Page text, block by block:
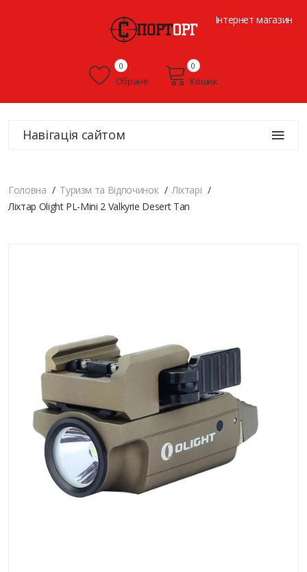
Інтернет магазин
Обране
0
Кошик
0
Навігація сайтом
Головна Туризм та Відпочинок
Ліхтарі
Ліхтар Olight PL-Mini 2 Valkyrie Desert Tan